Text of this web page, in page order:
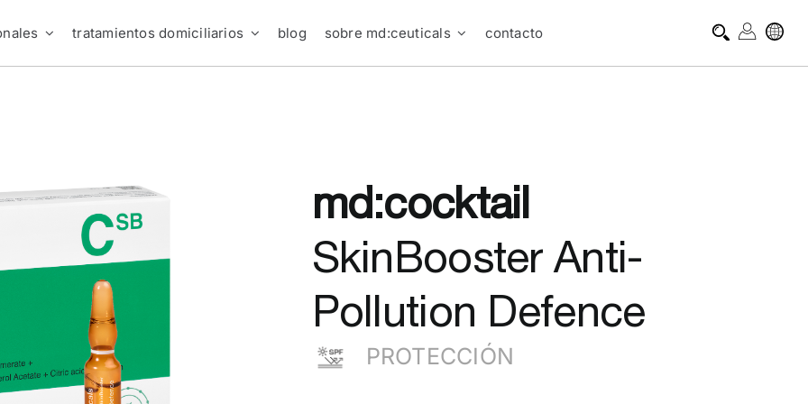
tratamientos domiciliarios blog sobre md:ceuticals contacto
md:cocktail
SkinBooster Anti-
Pollution Defence
PROTECCIÓN